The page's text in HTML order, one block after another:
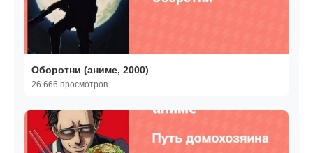
Оборотни (аниме, 2000)
26 666 просмотров